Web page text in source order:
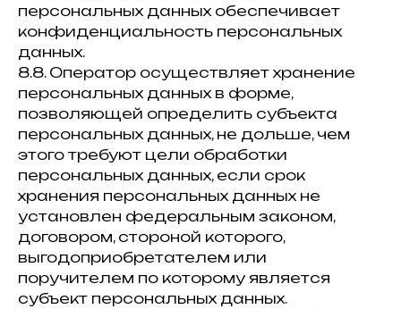
персональных данных обеспечивает
конфиденциальность персональных
данных.
8.8. Оператор осуществляет хранение
персональных данных в форме,
позволяющей определить субъекта
персональных данных, не дольше, чем
этого требуют цели обработки
персональных данных, если срок
хранения персональных данных не
установлен федеральным законом,
договором, стороной которого,
выгодоприобретателем или
поручителем по которому является
субъект персональных данных.